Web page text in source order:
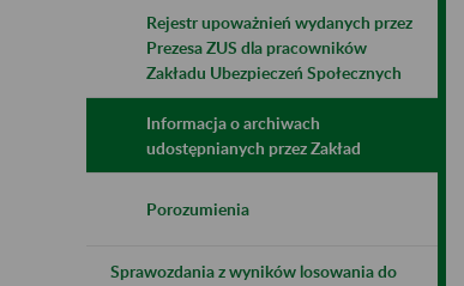
Rejestr upoważnień wydanych przez
Prezesa ZUS dla pracowników
Zakładu Ubezpieczeń Społecznych
Informacja o archiwach
udostępnianych przez Zakład
Porozumienia
Sprawozdania z wyników losowania do